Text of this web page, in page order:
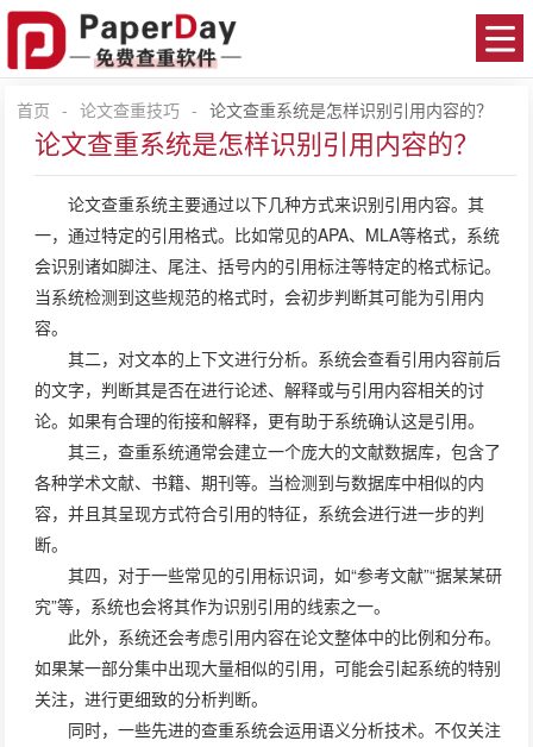
首页 - 论文查重技巧 - 论文查重系统是怎样识别引用内容的？
论文查重系统是怎样识别引用内容的？
论文查重系统主要通过以下几种方式来识别引用内容。其
一，通过特定的引用格式。比如常见的APA、MLA等格式，系统
会识别诸如脚注、尾注、括号内的引用标注等特定的格式标记。
当系统检测到这些规范的格式时，会初步判断其可能为引用内
容。
其二，对文本的上下文进行分析。系统会查看引用内容前后
的文字，判断其是否在进行论述、解释或与引用内容相关的讨
论。如果有合理的衔接和解释，更有助于系统确认这是引用。
其三，查重系统通常会建立一个庞大的文献数据库，包含了
各种学术文献、书籍、期刊等。当检测到与数据库中相似的内
容，并且其呈现方式符合引用的特征，系统会进行进一步的判
断。
其四，对于一些常见的引用标识词，如“参考文献”“据某某研
究”等，系统也会将其作为识别引用的线索之一。
此外，系统还会考虑引用内容在论文整体中的比例和分布。
如果某一部分集中出现大量相似的引用，可能会引起系统的特别
关注，进行更细致的分析判断。
同时，一些先进的查重系统会运用语义分析技术。不仅关注